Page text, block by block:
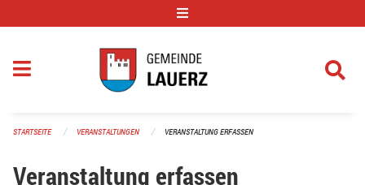
STARTSEITE VERANSTALTUNGEN VERANSTALTUNG ERFASSEN
Veranstaltung erfassen